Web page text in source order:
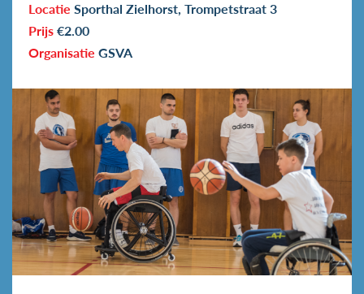
Locatie Sporthal Zielhorst, Trompetstraat 3
Prijs €2.00
Organisatie GSVA